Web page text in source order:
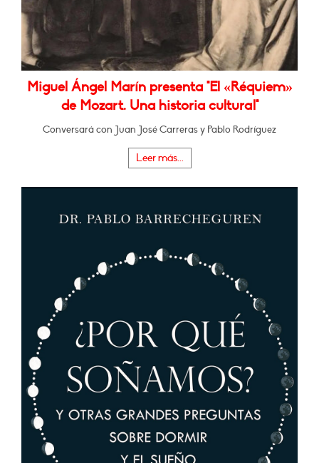
Miguel Ángel Marín presenta "El «Réquiem»
de Mozart. Una historia cultural"
Conversará con Juan José Carreras y Pablo Rodríguez
Leer más...